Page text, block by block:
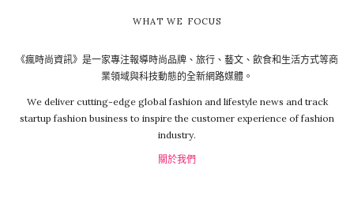
WHAT WE FOCUS
《瘋時尚資訊》是一家專注報導時尚品牌、旅行、藝文、飲食和生活方式等商
業領域與科技動態的全新網路媒體。
We deliver cutting-edge global fashion and lifestyle news and track
startup fashion business to inspire the customer experience of fashion
industry.
關於我們